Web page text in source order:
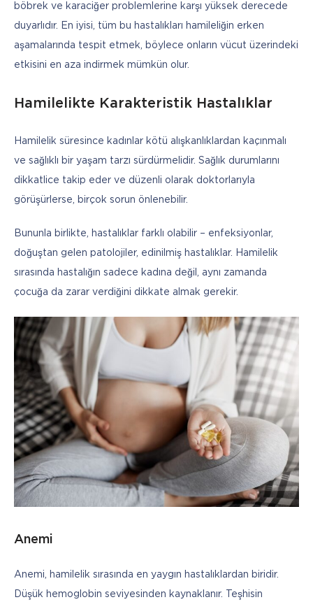
böbrek ve karaciğer problemlerine karşı yüksek derecede
duyarlıdır. En iyisi, tüm bu hastalıkları hamileliğin erken
aşamalarında tespit etmek, böylece onların vücut üzerindeki
etkisini en aza indirmek mümkün olur.
Hamilelikte Karakteristik Hastalıklar
Hamilelik süresince kadınlar kötü alışkanlıklardan kaçınmalı
ve sağlıklı bir yaşam tarzı sürdürmelidir. Sağlık durumlarını
dikkatlice takip eder ve düzenli olarak doktorlarıyla
görüşürlerse, birçok sorun önlenebilir.
Bununla birlikte, hastalıklar farklı olabilir – enfeksiyonlar,
doğuştan gelen patolojiler, edinilmiş hastalıklar. Hamilelik
sırasında hastalığın sadece kadına değil, aynı zamanda
çocuğa da zarar verdiğini dikkate almak gerekir.
Anemi
Anemi, hamilelik sırasında en yaygın hastalıklardan biridir.
Düşük hemoglobin seviyesinden kaynaklanır. Teşhisin